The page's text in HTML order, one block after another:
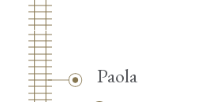
Paola